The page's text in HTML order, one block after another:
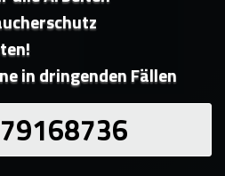
in dringenden Fällen